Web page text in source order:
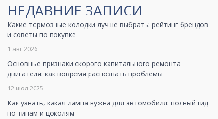
НЕДАВНИЕ ЗАПИСИ
Какие тормозные колодки лучше выбрать: рейтинг брендов
и советы по покупке
1 авг 2026
Основные признаки скорого капитального ремонта
двигателя: как вовремя распознать проблемы
12 июл 2025
Как узнать, какая лампа нужна для автомобиля: полный гид
по типам и цоколям